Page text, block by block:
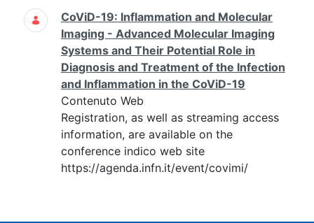
Ricerca
CoViD-19: Inflammation and Molecular
Imaging - Advanced Molecular Imaging
Systems and Their Potential Role in
Diagnosis and Treatment of the Infection
and Inflammation in the CoViD-19
Contenuto Web
Registration, as well as streaming access
information, are available on the
conference indico web site
https://agenda.infn.it/event/covimi/